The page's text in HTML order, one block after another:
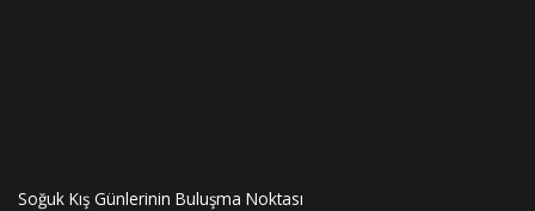
Soğuk Kış Günlerinin Buluşma Noktası